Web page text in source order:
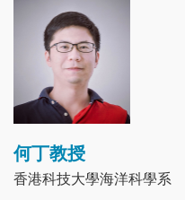
Image
何丁教授
香港科技大學海洋科學系